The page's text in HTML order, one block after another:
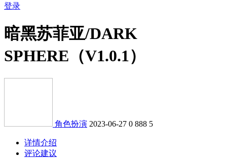
登录
暗黑苏菲亚/DARK
SPHERE（V1.0.1）
角色扮演 2023-06-27 0 888 5
详情介绍
评论建议